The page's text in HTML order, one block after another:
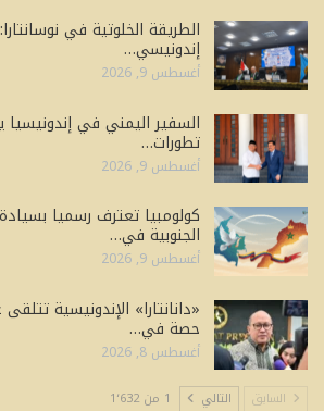
الطريقة الخلوتية في
إندونيسي…
أغسطس 9, 2026
السفير اليمني في
تطورات…
أغسطس 9, 2026
كولومبيا تعترف رسميا
الجنوبية في…
أغسطس 9, 2026
«دانانتارا» الإندونيسية
حصة في…
أغسطس 8, 2026
السابق التالي 1 من 1٬632